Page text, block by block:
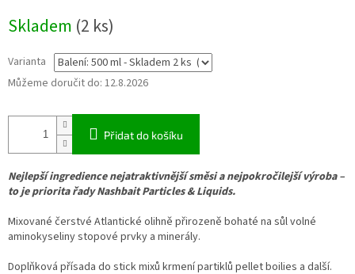
cena:
Skladem (2 ks)
Varianta
Můžeme doručit do: 12.8.2026
Přidat do košíku
Nejlepší ingredience nejatraktivnější směsi a nejpokročilejší výroba –
to je priorita řady Nashbait Particles & Liquids.
Mixované čerstvé Atlantické olihně přirozeně bohaté na sůl volné
aminokyseliny stopové prvky a minerály.
Doplňková přísada do stick mixů krmení partiklů pellet boilies a další.